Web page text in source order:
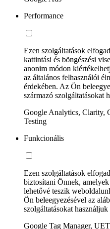
Performance
Ezen szolgáltatások
kattintási és böngészési
anonim módon
az általános felhasználói
érdekében. Az Ön
származó szolgáltatásokat
Google Analytics, Clarity,
Testing
Funkcionális
Ezen szolgáltatások
biztosítani Önnek,
lehetővé teszik
Ön beleegyezésével az
szolgáltatásokat
Google Tag Manager,